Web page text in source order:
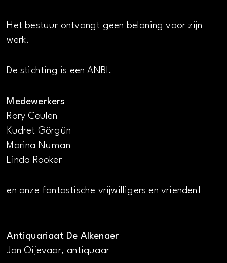
Het bestuur ontvangt geen beloning voor zijn
werk.
De stichting is een ANBI.
Medewerkers
Rory Ceulen
Kudret Görgün
Marina Numan
Linda Rooker
en onze fantastische vrijwilligers en vrienden!
Antiquariaat De Alkenaer
Jan Oijevaar, antiquaar